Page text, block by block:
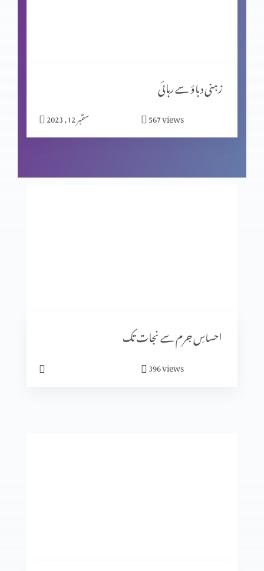
مسیحیت اور شاگردیت پارٹ 2
نیا سال کیوں مناتے ہیں؟
ایمان میں کیسے آگے بڑھیں؟
زہنی دباؤ سے رہائی
ستمبر 12, 2023 567views
احساسِ جرم سے نجات تک
396views